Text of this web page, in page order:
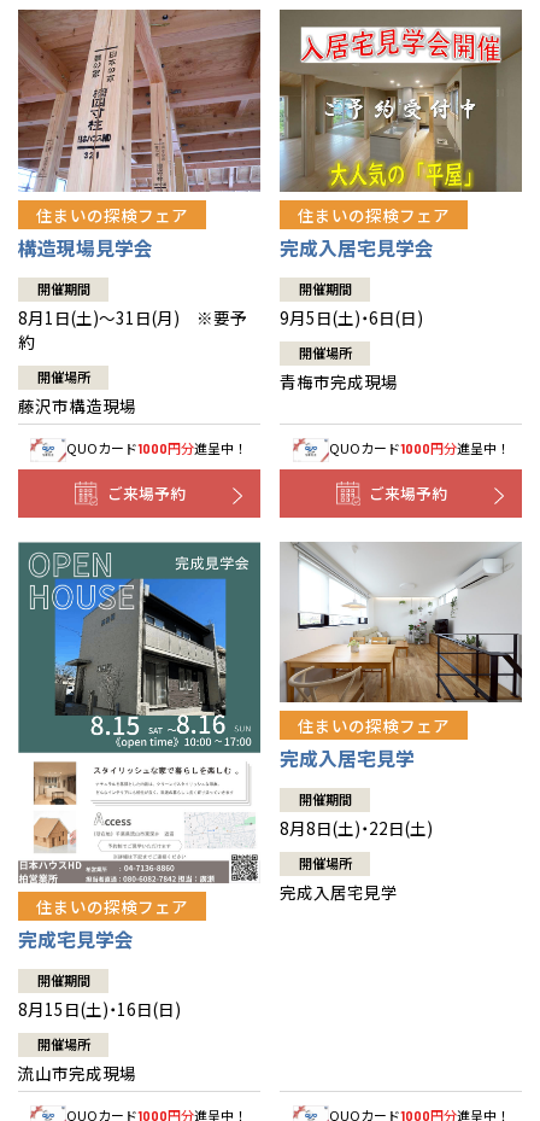
住まいの探検フェア
構造現場見学会
開催期間
8月1日(土)～31日(月) ※要予
約
開催場所
藤沢市構造現場
QUOカード1000円分進呈中！
ご来場予約
住まいの探検フェア
完成入居宅見学会
開催期間
9月5日(土)・6日(日)
開催場所
青梅市完成現場
QUOカード1000円分進呈中！
ご来場予約
住まいの探検フェア
完成宅見学会
開催期間
8月15日(土)・16日(日)
開催場所
流山市完成現場
QUOカード1000円分進呈中！
住まいの探検フェア
完成入居宅見学
開催期間
8月8日(土)・22日(土)
開催場所
完成入居宅見学
QUOカード1000円分進呈中！